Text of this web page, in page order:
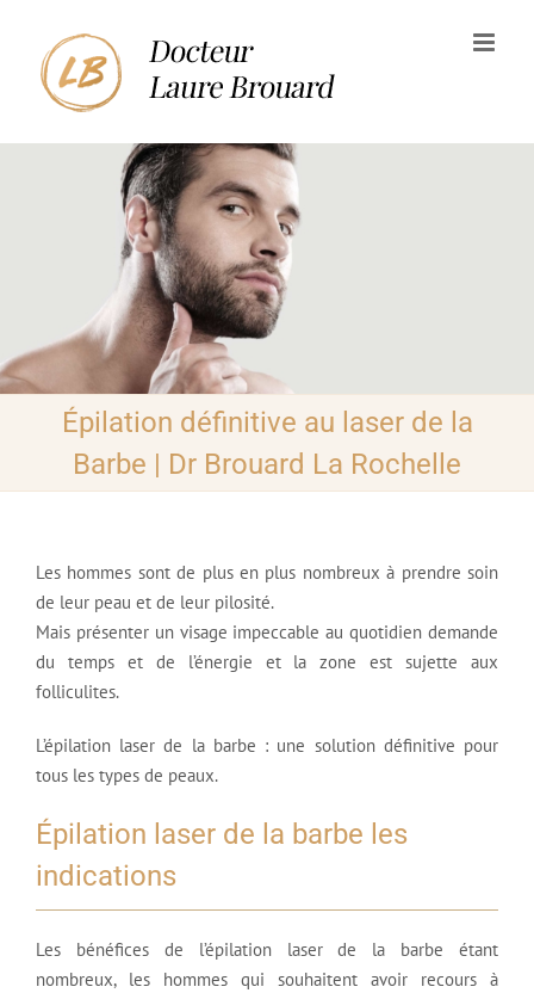
contenu
Épilation définitive au laser de la
Barbe | Dr Brouard La Rochelle
Les hommes sont de plus en plus nombreux à prendre soin
de leur peau et de leur pilosité.
Mais présenter un visage impeccable au quotidien demande
du temps et de l’énergie et la zone est sujette aux
folliculites.
L’épilation laser de la barbe : une solution définitive pour
tous les types de peaux.
Épilation laser de la barbe les
indications
Les bénéfices de l’épilation laser de la barbe étant
nombreux, les hommes qui souhaitent avoir recours à